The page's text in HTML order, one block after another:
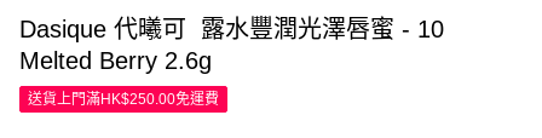
Dasique 代曦可 露水豐潤光澤唇蜜 - 10
Melted Berry 2.6g
送貨上門滿HK$250.00免運費